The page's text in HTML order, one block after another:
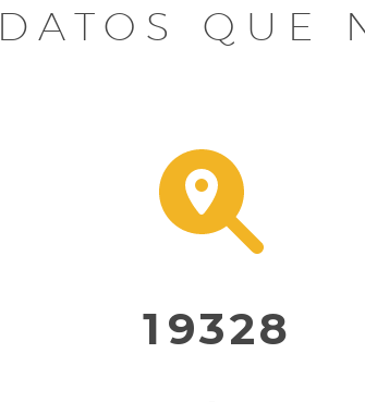
DATOS QUE
1 9328